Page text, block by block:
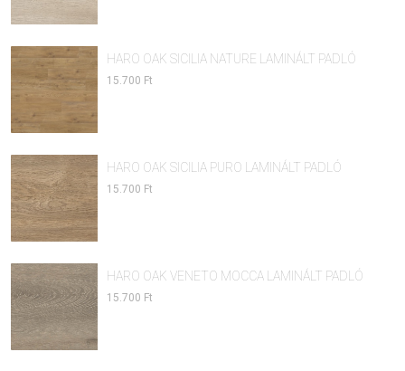
HARO OAK SICILIA NATURE LAMINÁLT PADLÓ
15.700 Ft
HARO OAK SICILIA PURO LAMINÁLT PADLÓ
15.700 Ft
HARO OAK VENETO MOCCA LAMINÁLT PADLÓ
15.700 Ft